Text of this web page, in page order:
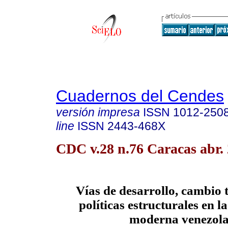
Cuadernos del Cendes
versión impresa ISSN 1012-
line ISSN 2443-468X
CDC v.28 n.76 Caracas abr.
Vías de desarrollo, cambio
políticas estructurales en
moderna